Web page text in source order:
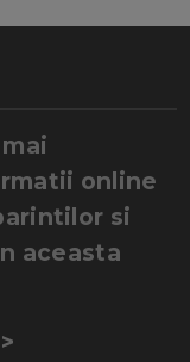
online
si
aceasta